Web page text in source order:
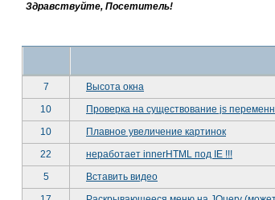
Здравствуйте, Посетитель!
7 Высота окна
10
Проверка на существование js
10
Плавное увеличение картинок
22
неработает innerHTML под IE !!!
5
Вставить видео